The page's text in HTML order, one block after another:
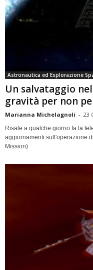
Astronautica ed Esplorazione
Un salvataggio
gravità per non
Marianna Michelagnoli - 23
Risale a qualche giorno fa la
aggiornamenti sull'operazione
Mission)